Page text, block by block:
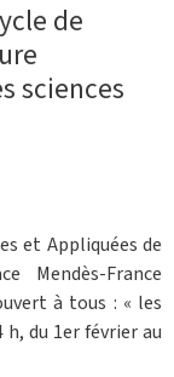
de
sciences
et Appliquées de
Mendès-France
à tous : « les
h, du 1er février au